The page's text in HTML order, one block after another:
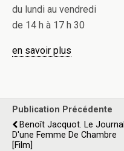
du lundi au vendredi
de 14 h à 17 h 30
en savoir plus
Publication Précédente
Benoît Jacquot. Le Journal
D'une Femme De Chambre
[film]